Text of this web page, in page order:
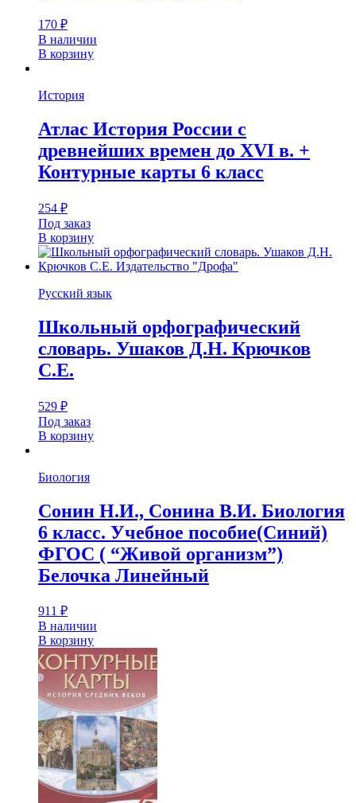
170 ₽
В наличии
В корзину
История
Атлас История России с
древнейших времен до XVI в. +
Контурные карты 6 класс
254 ₽
Под заказ
В корзину
Русский язык
Школьный орфографический
словарь. Ушаков Д.Н. Крючков
С.Е.
529 ₽
Под заказ
В корзину
Биология
Сонин Н.И., Сонина В.И. Биология
6 класс. Учебное пособие(Синий)
ФГОС ( “Живой организм”)
Белочка Линейный
911 ₽
В наличии
В корзину